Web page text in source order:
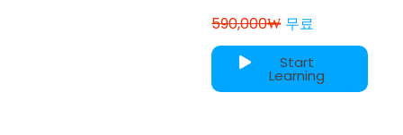
것이니, 꼭 천천히 정독
해주세요! 결제하시면,
아래...
590,000₩ 무료
Start
Learning